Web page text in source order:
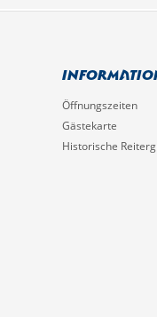
Öffnungszeiten
Gästekarte
Historische